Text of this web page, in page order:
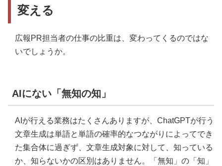
変える
広報PR担当者の仕事の比重は、変わってくるのではな
いでしょうか。
AIにない「無知の知」
AIが行える業務はたくさんありますが、ChatGPTが行う
文章生成は単語と単語の確率的なつながりによってでき
た集合体に過ぎず、文章生成対象に対して、知っている
か、知らないかの区別はありません。「無知」の「知」